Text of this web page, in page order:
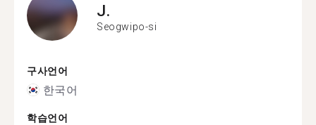
J.
Seogwipo-si
구사언어
한국어
학습언어